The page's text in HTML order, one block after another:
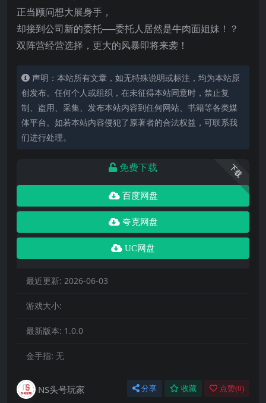
正当顾问想大展身手，
却接到公司新的委托──委托人居然是牛肉面姐妹！？
双阵营经营选择，更大的风暴即将来袭！
声明：本站所有文章，如无特殊说明或标注，均为本站原
创发布。任何个人或组织，在未征得本站同意时，禁止复
制、盗用、采集、发布本站内容到任何网站、书籍等各类媒
体平台。如若本站内容侵犯了原著者的合法权益，可联系我
们进行处理。
下载
免费下载
百度网盘
夸克网盘
UC网盘
最近更新: 2026-06-03
游戏大小:
最新版本: 1.0.0
金手指: 无
NS头号玩家 分享 收藏 点赞(0)